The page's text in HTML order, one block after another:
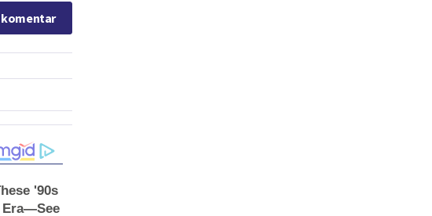
komentar
'90s
Era—See